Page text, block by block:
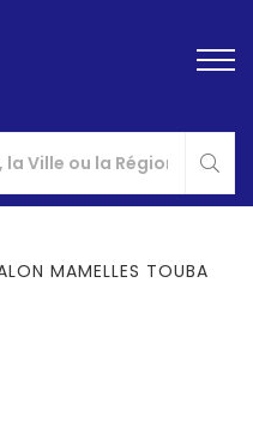
MAMELLES TOUBA